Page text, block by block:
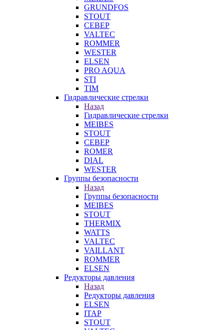
GRUNDFOS
STOUT
СЕВЕР
VALTEC
ROMMER
WESTER
ELSEN
PRO AQUA
STI
TIM
Гидравлические стрелки
Назад
Гидравлические стрелки
MEIBES
STOUT
СЕВЕР
ROMER
DIAL
WESTER
Группы безопасности
Назад
Группы безопасности
MEIBES
STOUT
THERMIX
WATTS
VALTEC
VAILLANT
ROMMER
ELSEN
Редукторы давления
Назад
Редукторы давления
ELSEN
ITAP
STOUT